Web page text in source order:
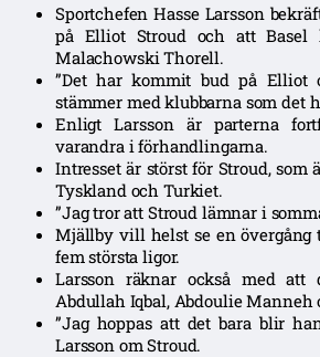
Sportchefen Hasse Larsson
på Elliot Stroud och att Basel
Malachowski Thorell.
”Det har kommit bud på Elliot
stämmer med klubbarna som det
Enligt Larsson är parterna
varandra i förhandlingarna.
Intresset är störst för Stroud, som
Tyskland och Turkiet.
”Jag tror att Stroud lämnar i
Mjällby vill helst se en övergång
fem största ligor.
Larsson räknar också med att
Abdullah Iqbal, Abdoulie
”Jag hoppas att det bara blir
Larsson om Stroud.